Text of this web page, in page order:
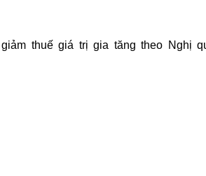
thuế giá trị gia tăng theo Nghị